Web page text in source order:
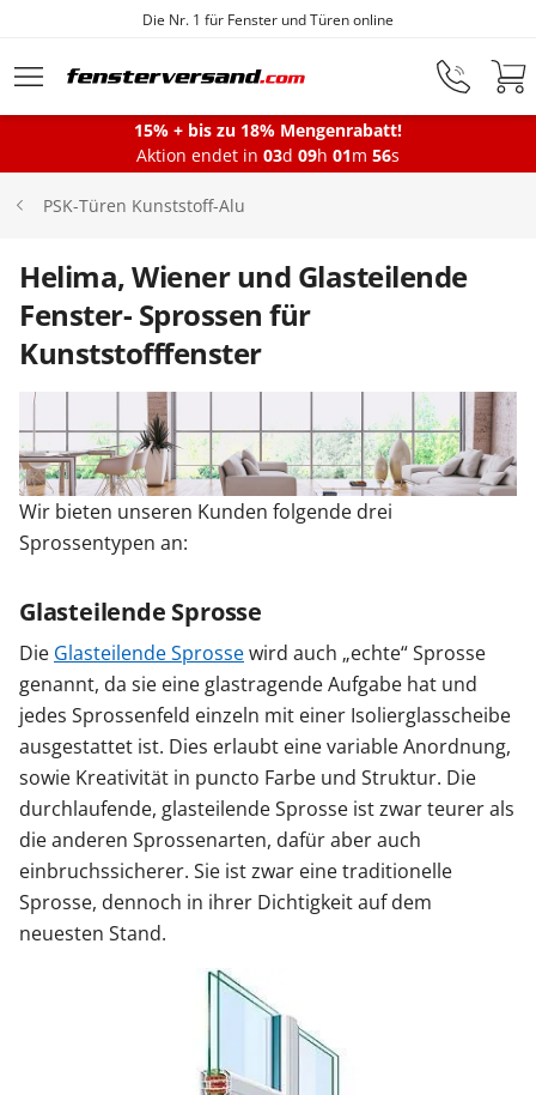
Zum Hauptinhalt springen
Die Nr. 1 für Fenster und Türen online
Montageservice
Balkontüren
Terrassentüren
Haustüren
Zäune & Tore
Garagentore
Carports
Anmelden / Registrieren
15% + bis zu 18% Mengenrabatt!
Aktion endet in 03d 09h 01m 56s
PSK-Türen Kunststoff-Alu
Helima, Wiener und Glasteilende
Fenster- Sprossen für
Kunststofffenster
Wir bieten unseren Kunden folgende drei
Sprossentypen an:
Glasteilende Sprosse
Die Glasteilende Sprossewird auch „echte“ Sprosse
genannt, da sie eine glastragende Aufgabe hat und
jedes Sprossenfeld einzeln mit einer Isolierglasscheibe
ausgestattet ist. Dies erlaubt eine variable Anordnung,
sowie Kreativität in puncto Farbe und Struktur. Die
durchlaufende, glasteilende Sprosse ist zwar teurer als
die anderen Sprossenarten, dafür aber auch
einbruchssicherer. Sie ist zwar eine traditionelle
Sprosse, dennoch in ihrer Dichtigkeit auf dem
neuesten Stand.